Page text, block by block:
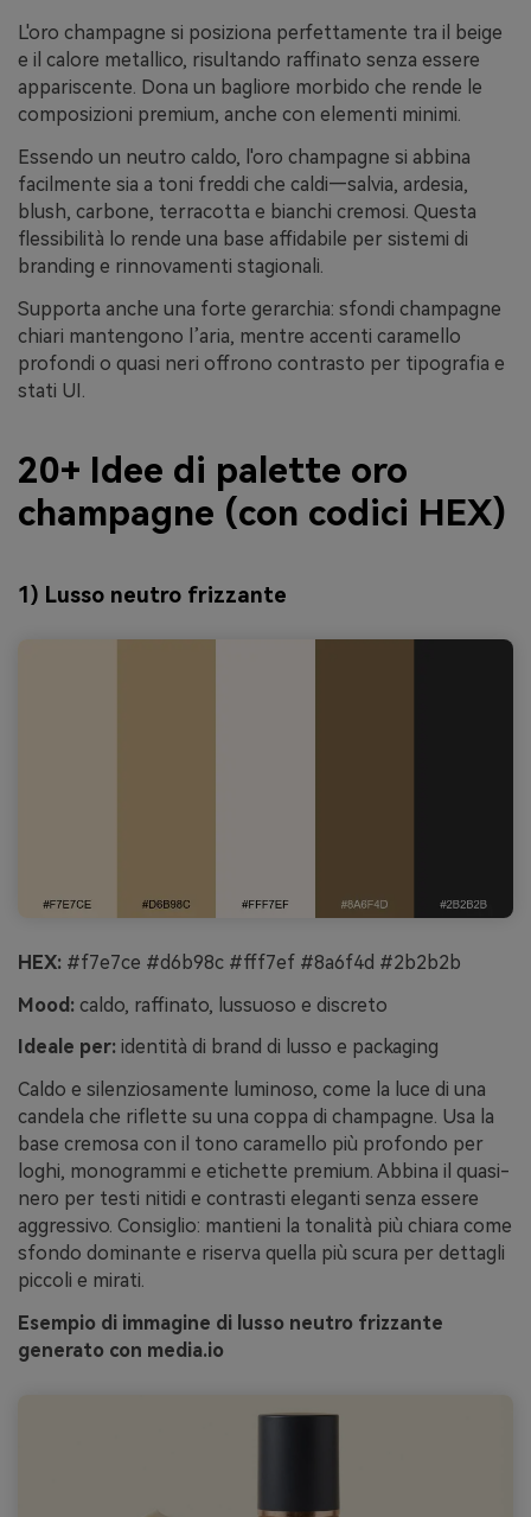
L'oro champagne si posiziona perfettamente tra il beige
e il calore metallico, risultando raffinato senza essere
appariscente. Dona un bagliore morbido che rende le
composizioni premium, anche con elementi minimi.
Essendo un neutro caldo, l'oro champagne si abbina
facilmente sia a toni freddi che caldi—salvia, ardesia,
blush, carbone, terracotta e bianchi cremosi. Questa
flessibilità lo rende una base affidabile per sistemi di
branding e rinnovamenti stagionali.
Supporta anche una forte gerarchia: sfondi champagne
chiari mantengono l’aria, mentre accenti caramello
profondi o quasi neri offrono contrasto per tipografia e
stati UI.
20+ Idee di palette oro
champagne (con codici HEX)
1) Lusso neutro frizzante
HEX: #f7e7ce #d6b98c #fff7ef #8a6f4d #2b2b2b
Mood: caldo, raffinato, lussuoso e discreto
Ideale per: identità di brand di lusso e packaging
Caldo e silenziosamente luminoso, come la luce di una
candela che riflette su una coppa di champagne. Usa la
base cremosa con il tono caramello più profondo per
loghi, monogrammi e etichette premium. Abbina il quasi-
nero per testi nitidi e contrasti eleganti senza essere
aggressivo. Consiglio: mantieni la tonalità più chiara come
sfondo dominante e riserva quella più scura per dettagli
piccoli e mirati.
Esempio di immagine di lusso neutro frizzante
generato con media.io